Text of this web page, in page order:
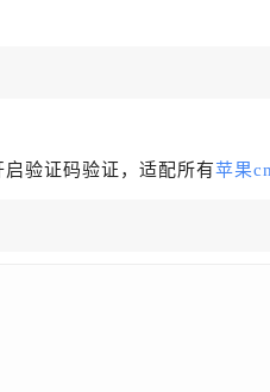
验证码验证，适配所有苹果